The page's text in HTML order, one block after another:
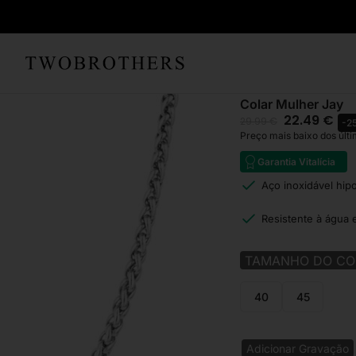
Colar Mulher Jay
22.49 €
-
Preço mais baixo dos
Garantia Vitalícia
Aço inoxidável
Resistente à água
TAMANHO DO
40 45
Adicionar Gravação